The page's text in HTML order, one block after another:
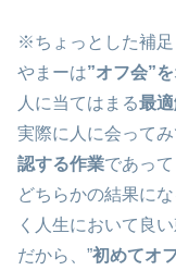
※ちょっとした補足
やまーは”オフ会”
人に当てはまる最
実際に人に会って
認する作業であっ
どちらかの結果に
く人生において良
だから、”初めてオ